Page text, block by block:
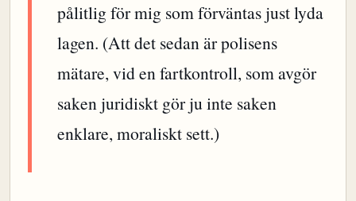
pålitlig för mig som förväntas just lyda
lagen. (Att det sedan är polisens
mätare, vid en fartkontroll, som avgör
saken juridiskt gör ju inte saken
enklare, moraliskt sett.)